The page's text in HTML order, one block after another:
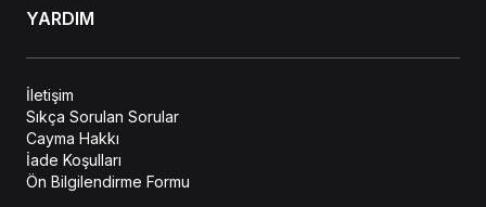
YARDIM
İletişim
Sıkça Sorulan Sorular
Cayma Hakkı
İade Koşulları
Ön Bilgilendirme Formu